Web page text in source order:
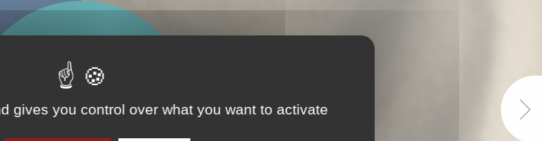
Next
gives you control over what you want to activate